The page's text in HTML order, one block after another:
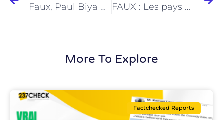
Faux, Paul Biya n’offre pas 150 000 FCFA à chaque Camerounais à l’occasion de l’élection présidentielle 2025 FAUX : Les pays de l’AES n’ont pas annoncé leur retrait officiel du système monétaire du Franc CFA le 2 octobre 2025
More To Explore
Factchecked Reports